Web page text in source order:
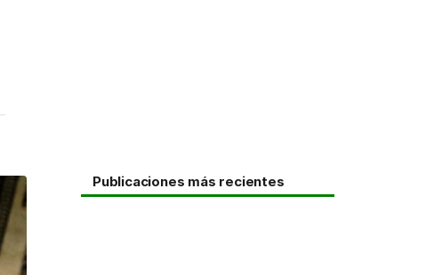
Publicaciones más recientes